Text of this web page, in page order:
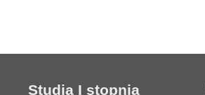
Studia I stopnia